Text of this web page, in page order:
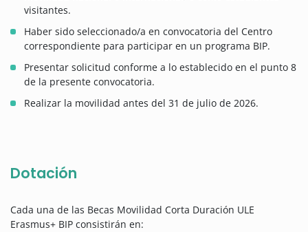
visitantes.
Haber sido seleccionado/a en convocatoria del Centro
correspondiente para participar en un programa BIP.
Presentar solicitud conforme a lo establecido en el punto 8
de la presente convocatoria.
Realizar la movilidad antes del 31 de julio de 2026.
Dotación
Cada una de las Becas Movilidad Corta Duración ULE
Erasmus+ BIP consistirán en: